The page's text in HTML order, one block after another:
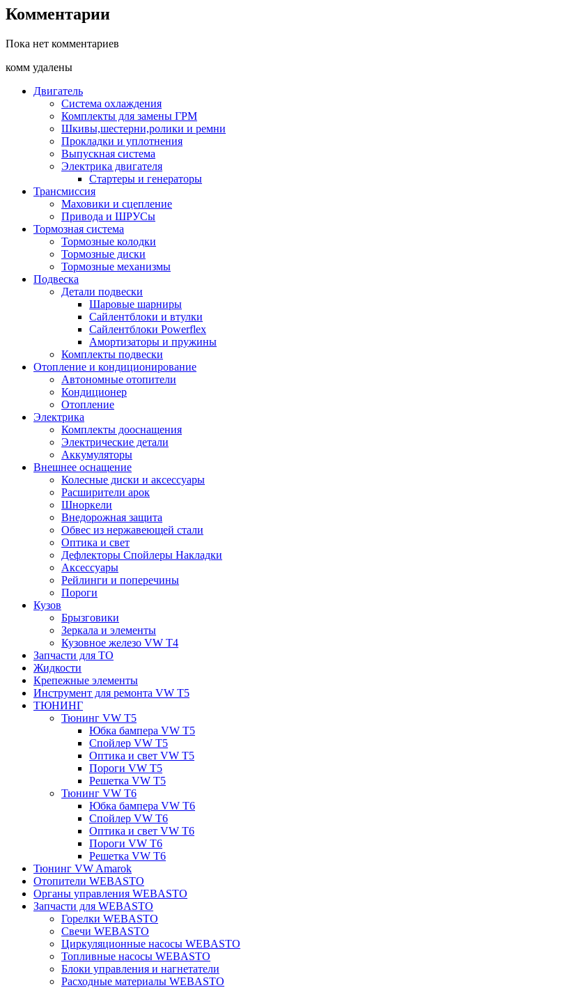
Комментарии
Пока нет комментариев
комм удалены
Двигатель
Система охлаждения
Комплекты для замены ГРМ
Шкивы,шестерни,ролики и ремни
Прокладки и уплотнения
Выпускная система
Электрика двигателя
Стартеры и генераторы
Трансмиссия
Маховики и сцепление
Привода и ШРУСы
Тормозная система
Тормозные колодки
Тормозные диски
Тормозные механизмы
Подвеска
Детали подвески
Шаровые шарниры
Сайлентблоки и втулки
Сайлентблоки Powerflex
Амортизаторы и пружины
Комплекты подвески
Отопление и кондиционирование
Автономные отопители
Кондиционер
Отопление
Электрика
Комплекты дооснащения
Электрические детали
Аккумуляторы
Внешнее оснащение
Колесные диски и аксессуары
Расширители арок
Шноркели
Внедорожная защита
Обвес из нержавеющей стали
Оптика и свет
Дефлекторы Спойлеры Накладки
Аксессуары
Рейлинги и поперечины
Пороги
Кузов
Брызговики
Зеркала и элементы
Кузовное железо VW T4
Запчасти для ТО
Жидкости
Крепежные элементы
Инструмент для ремонта VW T5
ТЮНИНГ
Тюнинг VW T5
Юбка бампера VW T5
Спойлер VW T5
Оптика и свет VW T5
Пороги VW T5
Решетка VW T5
Тюнинг VW T6
Юбка бампера VW T6
Спойлер VW T6
Оптика и свет VW T6
Пороги VW T6
Решетка VW T6
Тюнинг VW Amarok
Отопители WEBASTO
Органы управления WEBASTO
Запчасти для WEBASTO
Горелки WEBASTO
Свечи WEBASTO
Циркуляционные насосы WEBASTO
Топливные насосы WEBASTO
Блоки управления и нагнетатели
Расходные материалы WEBASTO